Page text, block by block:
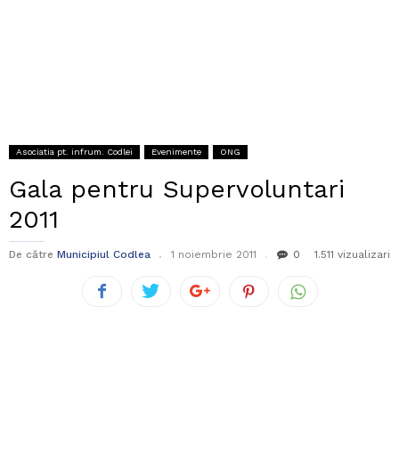
Asociatia pt. infrum. Codlei Evenimente ONG
Gala pentru Supervoluntari
2011
De către Municipiul Codlea 1 noiembrie 2011 0 1.511 vizualizari